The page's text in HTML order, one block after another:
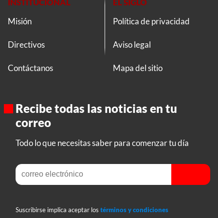
INSTITUCIONAL
Misión
Directivos
Contáctanos
EL SIGLO
Política de privacidad
Aviso legal
Mapa del sitio
Recibe todas las noticias en tu
correo
Todo lo que necesitas saber para comenzar tu día
Suscribirse implica aceptar los términos y condiciones